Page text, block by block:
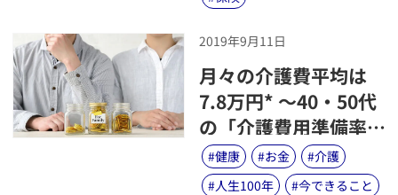
2019年9月11日
​月々の介護費平均は
7.8万円* 〜40・50代
の「介護費用準備率」
は、1割程度〜
#健康 #お金 #介護
#人生100年 #今できること